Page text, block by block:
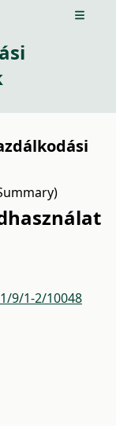
Open
9/1-2/10048